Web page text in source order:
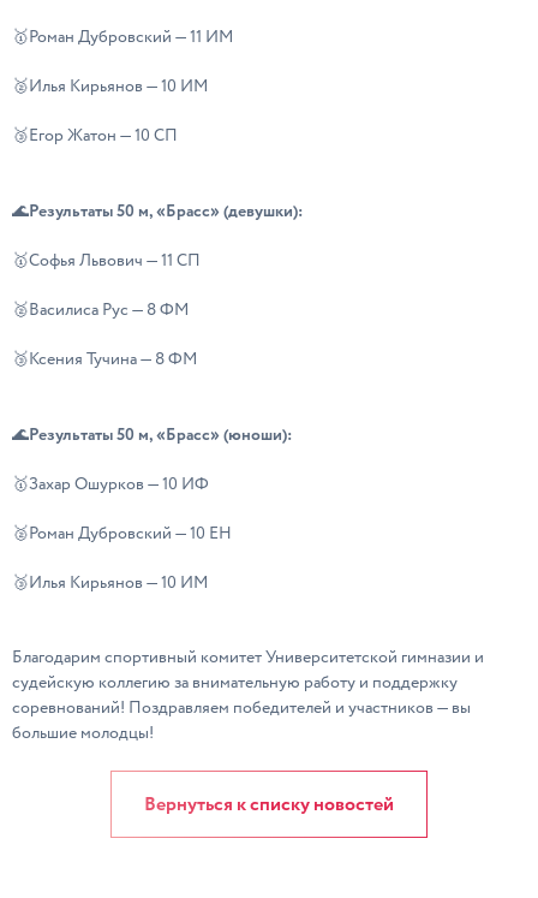
🥇Роман Дубровский — 11 ИМ
🥈Илья Кирьянов — 10 ИМ
🥉Егор Жатон — 10 СП
🌊Результаты 50 м, «Брасс» (девушки):
🥇Софья Львович — 11 СП
🥈Василиса Рус — 8 ФМ
🥉Ксения Тучина — 8 ФМ
🌊Результаты 50 м, «Брасс» (юноши):
🥇Захар Ошурков — 10 ИФ
🥈Роман Дубровский — 10 ЕН
🥉Илья Кирьянов — 10 ИМ
Благодарим спортивный комитет Университетской гимназии и
судейскую коллегию за внимательную работу и поддержку
соревнований! Поздравляем победителей и участников — вы
большие молодцы!
Вернуться к списку новостей